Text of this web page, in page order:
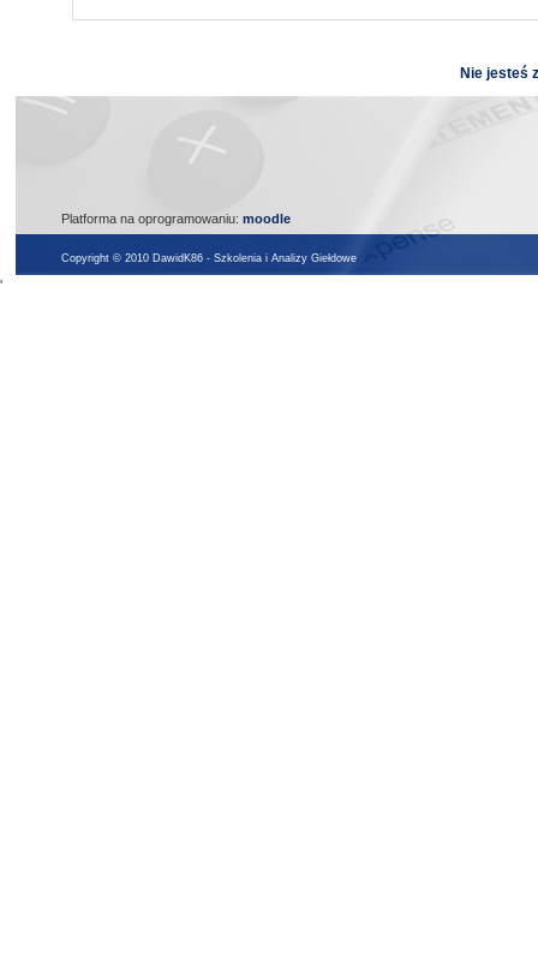
Nie jesteś
Platforma na oprogramowaniu: moodle
Copyright © 2010 DawidK86 - Szkolenia i Analizy Giełdowe
'